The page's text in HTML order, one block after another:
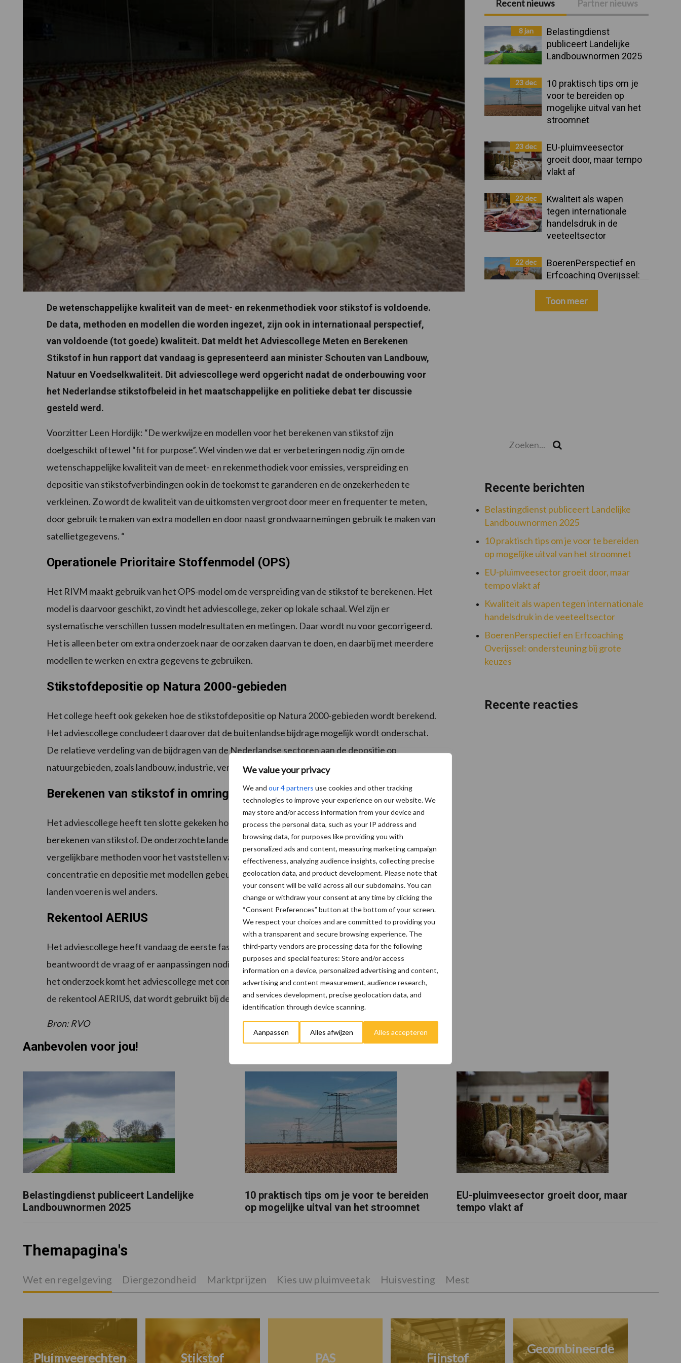
We value your privacy
We and our 4 partners use cookies and other tracking
technologies to improve your experience on our website. We
may store and/or access information from your device and
process the personal data, such as your IP address and
browsing data, for purposes like providing you with
personalized ads and content, measuring marketing campaign
effectiveness, analyzing audience insights, collecting precise
geolocation data, and product development. Please note that
your consent will be valid across all our subdomains. You can
change or withdraw your consent at any time by clicking the
“Consent Preferences” button at the bottom of your screen.
We respect your choices and are committed to providing you
with a transparent and secure browsing experience. The
third-party vendors are processing data for the following
purposes and special features: Store and/or access
information on a device, personalized advertising and content,
advertising and content measurement, audience research,
and services development, precise geolocation data, and
identification through device scanning.
Aanpassen Alles afwijzen Alles accepteren
De wetenschappelijke kwaliteit van de meet- en rekenmethodiek voor stikstof is voldoende.
De data, methoden en modellen die worden ingezet, zijn ook in internationaal perspectief,
van voldoende (tot goede) kwaliteit. Dat meldt het Adviescollege Meten en Berekenen
Stikstof in hun rapport dat vandaag is gepresenteerd aan minister Schouten van Landbouw,
Natuur en Voedselkwaliteit. Dit adviescollege werd opgericht nadat de onderbouwing voor
het Nederlandse stikstofbeleid in het maatschappelijke en politieke debat ter discussie
gesteld werd.
Voorzitter Leen Hordijk: “De werkwijze en modellen voor het berekenen van stikstof zijn
doelgeschikt oftewel “fit for purpose”. Wel vinden we dat er verbeteringen nodig zijn om de
wetenschappelijke kwaliteit van de meet- en rekenmethodiek voor emissies, verspreiding en
depositie van stikstofverbindingen ook in de toekomst te garanderen en de onzekerheden te
verkleinen. Zo wordt de kwaliteit van de uitkomsten vergroot door meer en frequenter te meten,
door gebruik te maken van extra modellen en door naast grondwaarnemingen gebruik te maken van
satellietgegevens. “
Operationele Prioritaire Stoffenmodel (OPS)
Het RIVM maakt gebruik van het OPS-model om de verspreiding van de stikstof te berekenen. Het
model is daarvoor geschikt, zo vindt het adviescollege, zeker op lokale schaal. Wel zijn er
systematische verschillen tussen modelresultaten en metingen. Daar wordt nu voor gecorrigeerd.
Het is alleen beter om extra onderzoek naar de oorzaken daarvan te doen, en daarbij met meerdere
modellen te werken en extra gegevens te gebruiken.
Stikstofdepositie op Natura 2000-gebieden
Het college heeft ook gekeken hoe de stikstofdepositie op Natura 2000-gebieden wordt berekend.
Het adviescollege concludeert daarover dat de buitenlandse bijdrage mogelijk wordt onderschat.
De relatieve verdeling van de bijdragen van de Nederlandse sectoren aan de depositie op
natuurgebieden, zoals landbouw, industrie, verkeer, scheepvaart is voldoende onderbouwd.
Berekenen van stikstof in omringende landen
Het adviescollege heeft ten slotte gekeken hoe omringende landen omgaan met het meten en
berekenen van stikstof. De onderzochte landen Denemarken, Duitsland en Vlaanderen gebruiken
vergelijkbare methoden voor het vaststellen van de stikstofemissie. Ook de berekening van
concentratie en depositie met modellen gebeurt op een vergelijkbare manier. Het beleid dat de
landen voeren is wel anders.
Rekentool AERIUS
Het adviescollege heeft vandaag de eerste fase van het onderzoek gepresenteerd. Dit onderzoek
beantwoordt de vraag of er aanpassingen nodig zijn en zo ja op welke punten. In de tweede fase van
het onderzoek komt het adviescollege met concrete voorstellen voor verbetering en kijken zij naar
de rekentool AERIUS, dat wordt gebruikt bij de vergunningverlening.
Bron: RVO
Primaire
Sidebar
Recent nieuws Partner nieuws
8 jan
Belastingdienst
publiceert Landelijke
Landbouwnormen 2025
23 dec
10 praktisch tips om je
voor te bereiden op
mogelijke uitval van het
stroomnet
23 dec
EU-pluimveesector
groeit door, maar tempo
vlakt af
22 dec
Kwaliteit als wapen
tegen internationale
handelsdruk in de
veeteeltsector
22 dec
BoerenPerspectief en
Erfcoaching Overijssel:
ondersteuning bij grote
keuzes
Toon meer
Recente berichten
Belastingdienst publiceert Landelijke
Landbouwnormen 2025
10 praktisch tips om je voor te bereiden
op mogelijke uitval van het stroomnet
EU-pluimveesector groeit door, maar
tempo vlakt af
Kwaliteit als wapen tegen internationale
handelsdruk in de veeteeltsector
BoerenPerspectief en Erfcoaching
Overijssel: ondersteuning bij grote
keuzes
Recente reacties
Aanbevolen voor jou!
Belastingdienst publiceert Landelijke
Landbouwnormen 2025
10 praktisch tips om je voor te bereiden
op mogelijke uitval van het stroomnet
EU-pluimveesector groeit door, maar
tempo vlakt af
Themapagina's
Wet en regelgeving Diergezondheid Marktprijzen Kies uw pluimveetak Huisvesting Mest
Pluimveerechten Stikstof PAS Fijnstof
Gecombineerde